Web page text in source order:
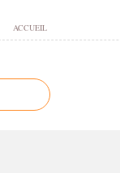
ACCUEIL